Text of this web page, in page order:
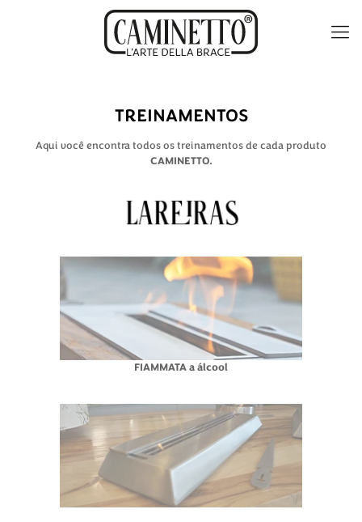
TREINAMENTOS
Aqui você encontra todos os treinamentos de cada produto
CAMINETTO.
FIAMMATA a álcool